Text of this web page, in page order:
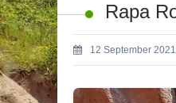
Rapa
12 September 2021